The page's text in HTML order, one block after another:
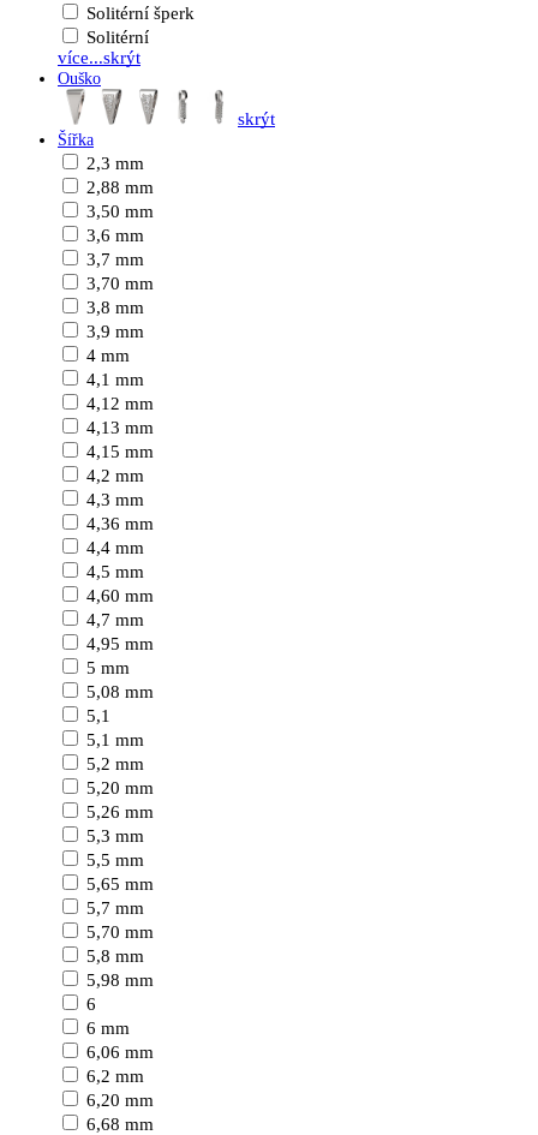
Solitérní šperk
Solitérní
více...skrýt
Ouško
skrýt
Šířka
2,3 mm
2,88 mm
3,50 mm
3,6 mm
3,7 mm
3,70 mm
3,8 mm
3,9 mm
4 mm
4,1 mm
4,12 mm
4,13 mm
4,15 mm
4,2 mm
4,3 mm
4,36 mm
4,4 mm
4,5 mm
4,60 mm
4,7 mm
4,95 mm
5 mm
5,08 mm
5,1
5,1 mm
5,2 mm
5,20 mm
5,26 mm
5,3 mm
5,5 mm
5,65 mm
5,7 mm
5,70 mm
5,8 mm
5,98 mm
6
6 mm
6,06 mm
6,2 mm
6,20 mm
6,68 mm